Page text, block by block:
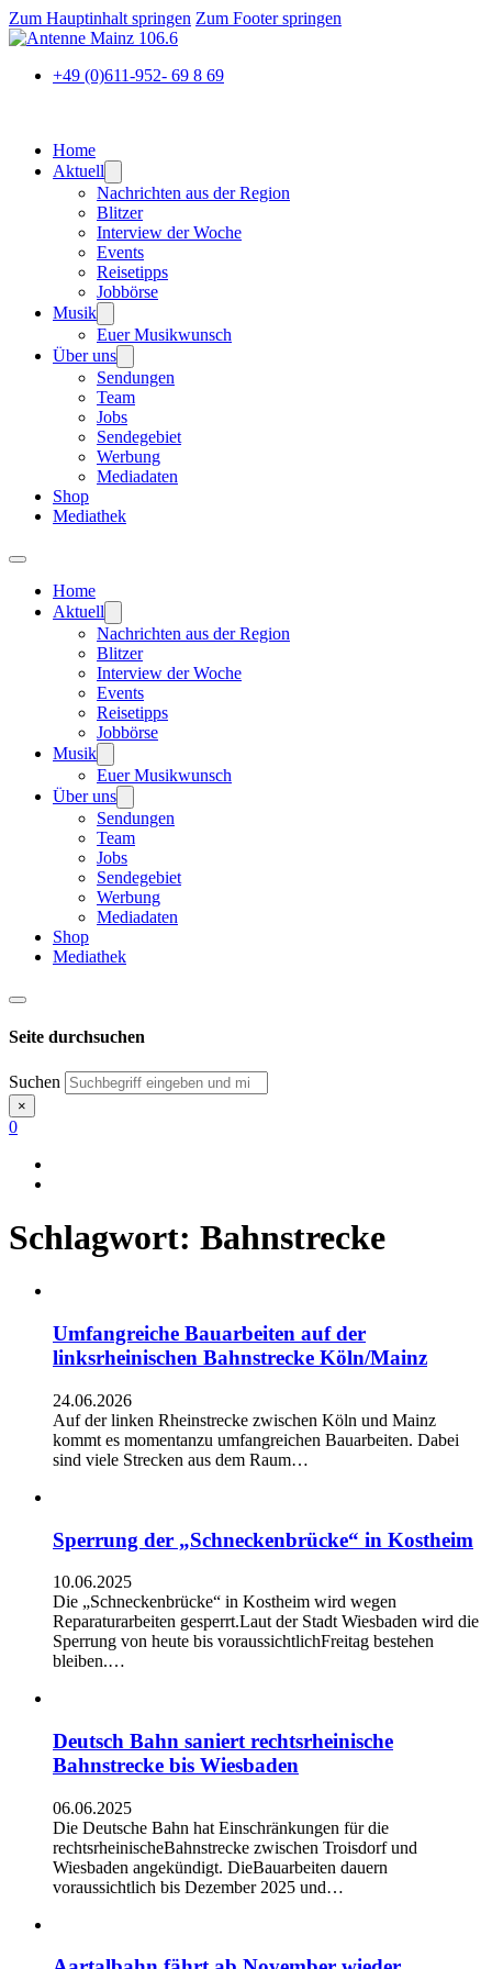
Zum Hauptinhalt springen Zum Footer springen
+49 (0)611-952- 69 8 69
Home
Aktuell
Nachrichten aus der Region
Blitzer
Interview der Woche
Events
Reisetipps
Jobbörse
Musik
Euer Musikwunsch
Über uns
Sendungen
Team
Jobs
Sendegebiet
Werbung
Mediadaten
Shop
Mediathek
Home
Aktuell
Nachrichten aus der Region
Blitzer
Interview der Woche
Events
Reisetipps
Jobbörse
Musik
Euer Musikwunsch
Über uns
Sendungen
Team
Jobs
Sendegebiet
Werbung
Mediadaten
Shop
Mediathek
Seite durchsuchen
Suchen
×
0
Schlagwort: Bahnstrecke
Umfangreiche Bauarbeiten auf der
linksrheinischen Bahnstrecke Köln/Mainz
24.06.2026
Auf der linken Rheinstrecke zwischen Köln und Mainz
kommt es momentanzu umfangreichen Bauarbeiten. Dabei
sind viele Strecken aus dem Raum…
Sperrung der „Schneckenbrücke“ in Kostheim
10.06.2025
Die „Schneckenbrücke“ in Kostheim wird wegen
Reparaturarbeiten gesperrt.Laut der Stadt Wiesbaden wird die
Sperrung von heute bis voraussichtlichFreitag bestehen
bleiben.…
Deutsch Bahn saniert rechtsrheinische
Bahnstrecke bis Wiesbaden
06.06.2025
Die Deutsche Bahn hat Einschränkungen für die
rechtsrheinischeBahnstrecke zwischen Troisdorf und
Wiesbaden angekündigt. DieBauarbeiten dauern
voraussichtlich bis Dezember 2025 und…